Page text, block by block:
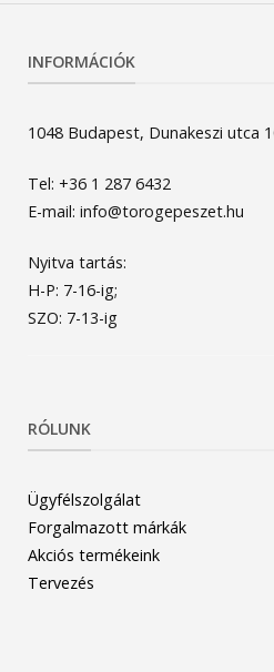
INFORMÁCIÓK
1048 Budapest, Dunakeszi utca
Tel: +36 1 287 6432
E-mail: info@torogepeszet.hu
Nyitva tartás:
H-P: 7-16-ig;
SZO: 7-13-ig
RÓLUNK
Ügyfélszolgálat
Forgalmazott márkák
Akciós termékeink
Tervezés